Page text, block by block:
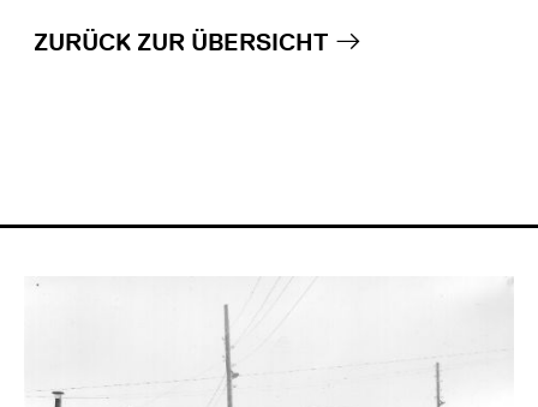
ZURÜCK ZUR ÜBERSICHT